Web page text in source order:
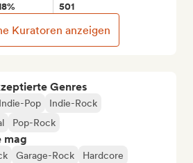
Genres
Indie-Pop
Indie-Rock
Pop-Rock
mag
Garage-Rock
Hardcore
501
Kuratoren anzeigen